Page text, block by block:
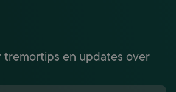
tremortips en updates over